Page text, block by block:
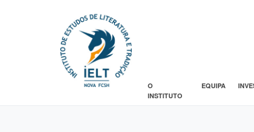
O
INSTITUTO
EQUIPA